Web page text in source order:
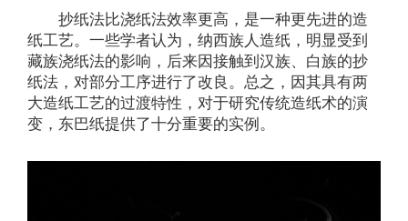
抄纸法比浇纸法效率更高，是一种更先进的造
纸工艺。一些学者认为，纳西族人造纸，明显受到
藏族浇纸法的影响，后来因接触到汉族、白族的抄
纸法，对部分工序进行了改良。总之，因其具有两
大造纸工艺的过渡特性，对于研究传统造纸术的演
变，东巴纸提供了十分重要的实例。